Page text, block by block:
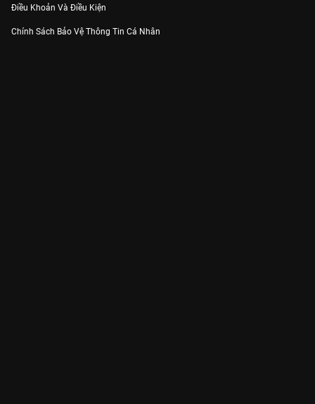
Điều Khoản Và Điều Kiện
Chính Sách Bảo Vệ Thông Tin Cá Nhân